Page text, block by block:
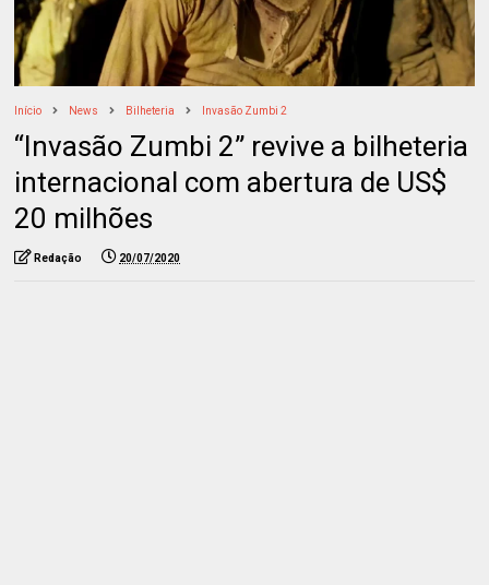
Início News Bilheteria Invasão Zumbi 2
“Invasão Zumbi 2” revive a bilheteria
internacional com abertura de US$
20 milhões
Redação 20/07/2020